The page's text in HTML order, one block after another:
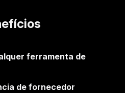
ferramenta de
de fornecedor